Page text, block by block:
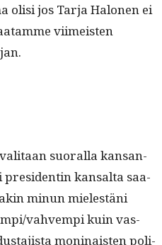
olisi jos Tar­ja Halo­nen ei
viimeis­ten
suo­ral­la kansan­
kansalta saa­
min­un mielestäni
vahvempi kuin vas­
mon­i­nais­ten poli­